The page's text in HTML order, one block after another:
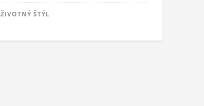
ŽIVOTNÝ ŠTÝL